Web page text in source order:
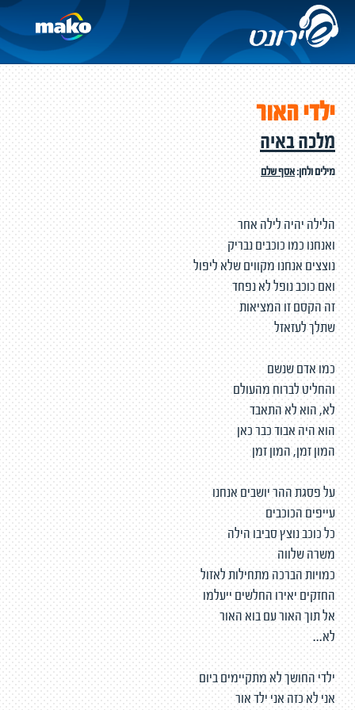
ילדי האור
מלכה באיה
מילים ולחן:אסף שלם
הלילה יהיה לילה אחר
ואנחנו כמו כוכבים נבריק
נוצצים אנחנו מקווים שלא ליפול
ואם כוכב נופל לא נפחד
זה הקסם זו המציאות
שתלך לעזאזל
כמו אדם שנשם
והחליט לברוח מהעולם
לא, הוא לא התאבד
הוא היה אבוד כבר כאן
המון זמן, המון זמן
על פסגת ההר יושבים אנחנו
עייפים הכוכבים
כל כוכב נוצץ סביבו הילה
משרה שלווה
כמויות הברכה מתחילות לאזול
החזקים יאירו החלשים ייעלמו
אל תוך האור עם בוא האור
לא...
ילדי החושך לא מתקיימים ביום
אני לא כזה אני ילד אור